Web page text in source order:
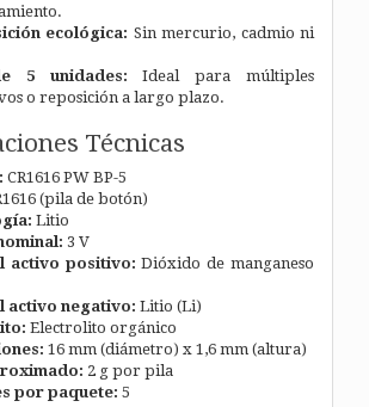
ecológica: Sin mercurio, cadmio ni
5 unidades: Ideal para múltiples
o reposición a largo plazo.
Técnicas
CR1616 PW BP-5
(pila de botón)
Litio
3 V
activo positivo: Dióxido de manganeso
activo negativo: Litio (Li)
Electrolito orgánico
16 mm (diámetro) x 1,6 mm (altura)
2 g por pila
por paquete: 5